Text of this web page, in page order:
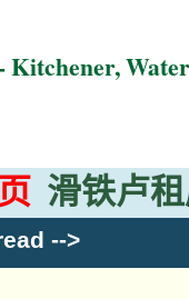
Kitchener,
滑铁卢
-->